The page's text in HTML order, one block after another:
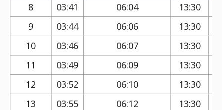
8
03:41 06:04 13:30
9
03:44 06:06 13:30
10
03:46 06:07 13:30
11
03:49 06:09 13:30
12
03:52 06:10 13:30
13
03:55 06:12 13:30